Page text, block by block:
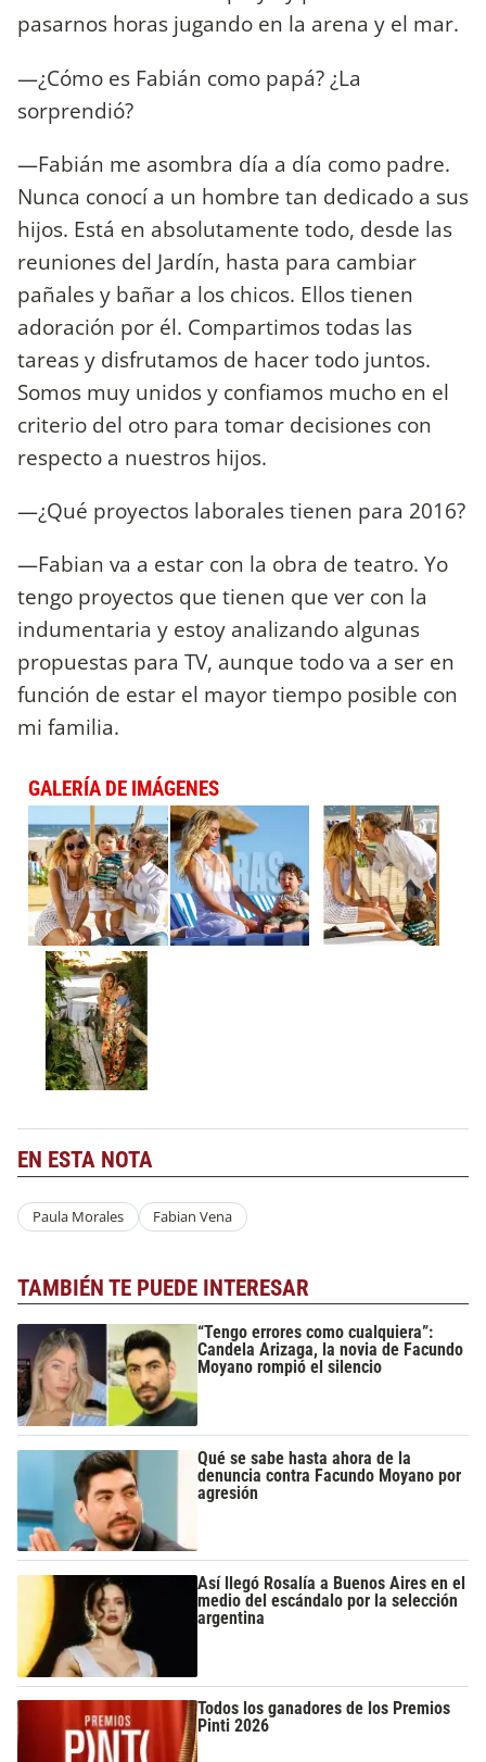
pasarnos horas jugando en la arena y el mar.
—¿Cómo es Fabián como papá? ¿La
sorprendió?
—Fabián me asombra día a día como padre.
Nunca conocí a un hombre tan dedicado a sus
hijos. Está en absolutamente todo, desde las
reuniones del Jardín, hasta para cambiar
pañales y bañar a los chicos. Ellos tienen
adoración por él. Compartimos todas las
tareas y disfrutamos de hacer todo juntos.
Somos muy unidos y confiamos mucho en el
criterio del otro para tomar decisiones con
respecto a nuestros hijos.
—¿Qué proyectos laborales tienen para 2016?
—Fabian va a estar con la obra de teatro. Yo
tengo proyectos que tienen que ver con la
indumentaria y estoy analizando algunas
propuestas para TV, aunque todo va a ser en
función de estar el mayor tiempo posible con
mi familia.
GALERÍA DE IMÁGENES
EN ESTA NOTA
Paula Morales Fabian Vena
TAMBIÉN TE PUEDE INTERESAR
“Tengo errores como cualquiera”:
Candela Arizaga, la novia de Facundo
Moyano rompió el silencio
Qué se sabe hasta ahora de la
denuncia contra Facundo Moyano por
agresión
Así llegó Rosalía a Buenos Aires en el
medio del escándalo por la selección
argentina
Todos los ganadores de los Premios
Pinti 2026